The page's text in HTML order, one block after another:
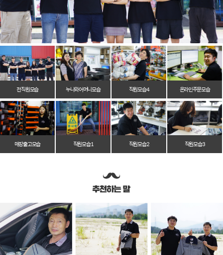
전 직원 모습 누나와 어머니 모습 직원 모습 4 온라인 주문 모습
매장 출고 모습 직원 모습 1 직원 모습 2 직원 모습 3